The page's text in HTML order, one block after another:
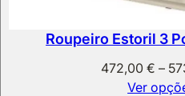
Roupeiro Estoril 3
472,00€ –
Ver